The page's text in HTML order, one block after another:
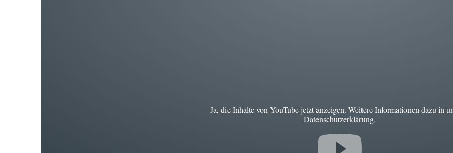
Ja, die Inhalte von YouTube jetzt anzeigen. Weitere Informationen dazu in
Datenschutzerklärung.